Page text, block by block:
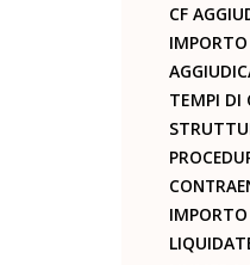
CF
TEMPI DI